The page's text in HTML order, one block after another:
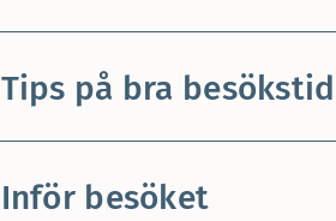
Tips på bra
Inför besöket